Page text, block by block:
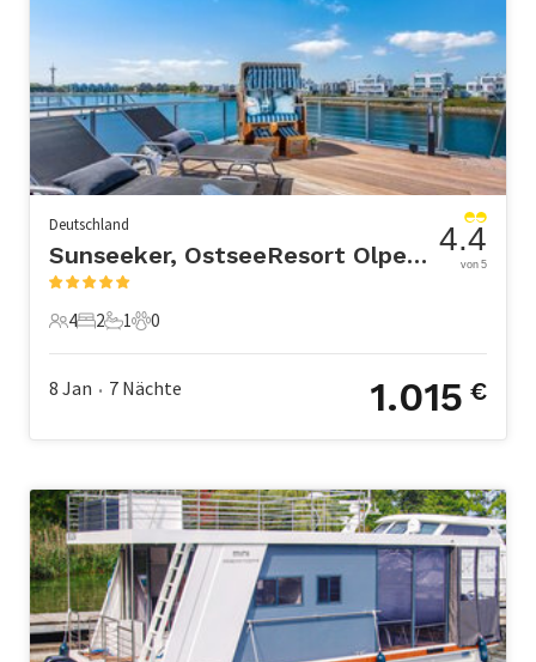
Deutschland
Sunseeker, OstseeResort Olpenitz
4 Gäste
4
2 Schlafzimmer
2
1 Badezimmer
1
0 Haustiere
0
4.4
von 5
8 Jan • 7 Nächte 1.015 €